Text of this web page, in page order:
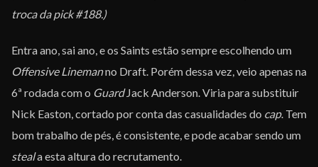
troca da pick #188.)
Entra ano, sai ano, e os Saints estão sempre escolhendo um
Offensive Linemanno Draft. Porém dessa vez, veio apenas na
6ª rodada com o GuardJack Anderson. Viria para substituir
Nick Easton, cortado por conta das casualidades do cap. Tem
bom trabalho de pés, é consistente, e pode acabar sendo um
steala esta altura do recrutamento.